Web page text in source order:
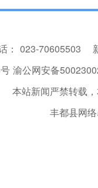
： 023-70605503
渝公网安备
本站新闻严禁转载
丰都县网